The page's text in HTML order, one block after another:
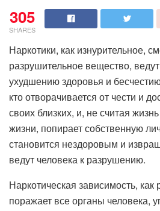
305
SHARES
Наркотики, как изнурительное,
разрушительное вещество,
ухудшению здоровья и
кто отворачивается от чести и
своих близких, и, не считая
жизни, попирает собственную
становится нездоровым и
ведут человека к разрушению.
Наркотическая зависимость,
поражает все органы человека,